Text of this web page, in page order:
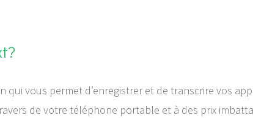
qui vous permet d’enregistrer et de transcrire vos
de votre téléphone portable et à des prix